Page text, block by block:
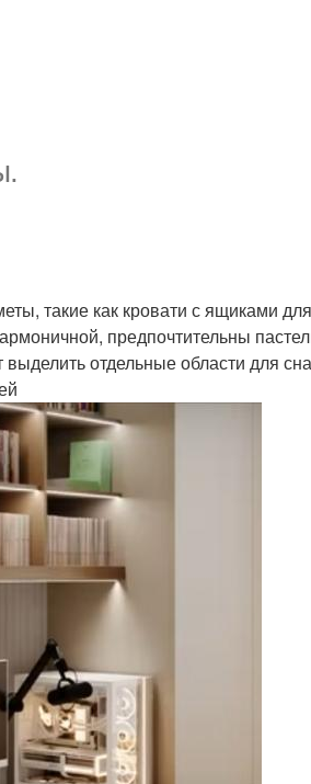
такие как кровати с ящиками
предпочтительны
отдельные области для